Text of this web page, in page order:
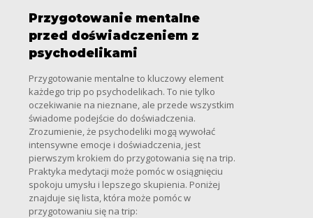
Przygotowanie mentalne
przed doświadczeniem z
psychodelikami
Przygotowanie mentalne to kluczowy element
każdego trip po psychodelikach. To nie tylko
oczekiwanie na nieznane, ale przede wszystkim
świadome podejście do doświadczenia.
Zrozumienie, że psychodeliki mogą wywołać
intensywne emocje i doświadczenia, jest
pierwszym krokiem do przygotowania się na trip.
Praktyka medytacji może pomóc w osiągnięciu
spokoju umysłu i lepszego skupienia. Poniżej
znajduje się lista, która może pomóc w
przygotowaniu się na trip: